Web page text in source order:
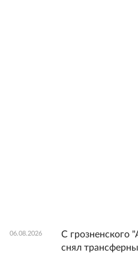
06.08.2026
С грозненского
снял